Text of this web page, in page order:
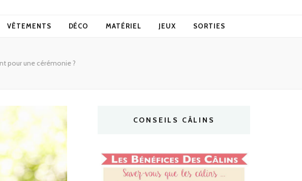
VÊTEMENTS DÉCO MATÉRIEL JEUX SORTIES
pour une cérémonie ?
CONSEILS CÂLINS